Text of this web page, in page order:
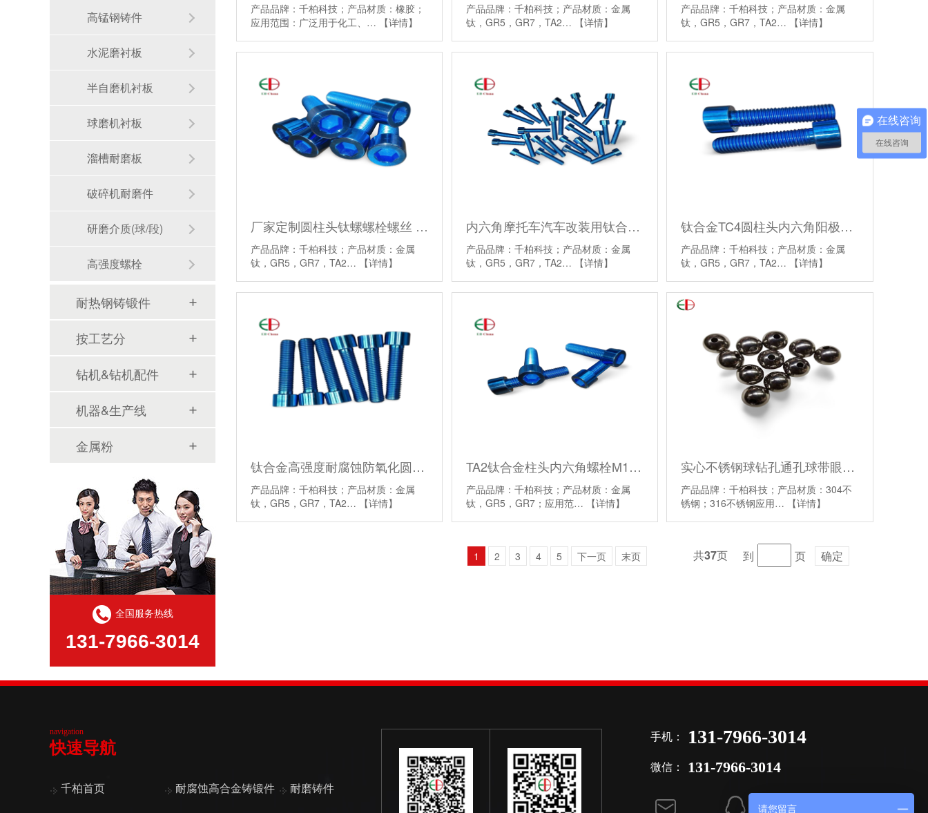
产品品牌：千柏科技；产品材质：橡胶；
应用范围：广泛用于化工、…
【详情】
产品品牌：千柏科技；产品材质：金属
钛，GR5，GR7，TA2…
【详情】
产品品牌：千柏科技；产品材质：金属
钛，GR5，GR7，TA2…
【详情】
厂家定制圆柱头钛螺螺栓螺丝 M5*5mm—45mm钛合金紧固件
产品品牌：千柏科技；产品材质：金属
钛，GR5，GR7，TA2…
【详情】
内六角摩托车汽车改装用钛合金螺丝厂家批发
产品品牌：千柏科技；产品材质：金属
钛，GR5，GR7，TA2…
【详情】
钛合金TC4圆柱头内六角阳极氧化处理钛螺栓自行车汽车用
产品品牌：千柏科技；产品材质：金属
钛，GR5，GR7，TA2…
【详情】
钛合金高强度耐腐蚀防氧化圆柱头杯头内六角螺丝螺钉
产品品牌：千柏科技；产品材质：金属
钛，GR5，GR7，TA2…
【详情】
TA2钛合金柱头内六角螺栓M10*20/30/55 厂家现货批发
产品品牌：千柏科技；产品材质：金属
钛，GR5，GR7；应用范…
【详情】
实心不锈钢球钻孔通孔球带眼钢珠打钻孔球10毫米14 16 18 20 30mm
产品品牌：千柏科技；产品材质：304不
锈钢；316不锈钢应用…
【详情】
1 2 3 4 5 下一页 末页 共37页 到 页 确定
高锰钢铸件
水泥磨衬板
半自磨机衬板
球磨机衬板
溜槽耐磨板
破碎机耐磨件
研磨介质(球/段)
高强度螺栓
耐热钢铸锻件
按工艺分
钻机&钻机配件
机器&生产线
金属粉
全国服务热线
131-7966-3014
手机： 131-7966-3014
微信： 131-7966-3014
navigation
快速导航
千柏首页 耐腐蚀高合金铸锻件 耐磨铸件
在线咨询
在线咨询
请您留言